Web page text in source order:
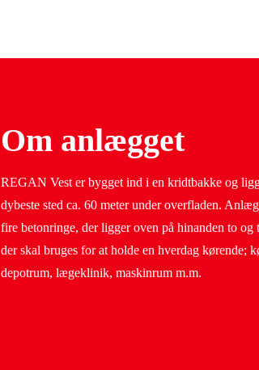
Om anlægget
REGAN Vest er bygget ind i en kridtbakke og
dybeste sted ca. 60 meter under overfladen.
fire betonringe, der ligger oven på hinanden to og
der skal bruges for at holde en hverdag kørende;
depotrum, lægeklinik, maskinrum m.m.